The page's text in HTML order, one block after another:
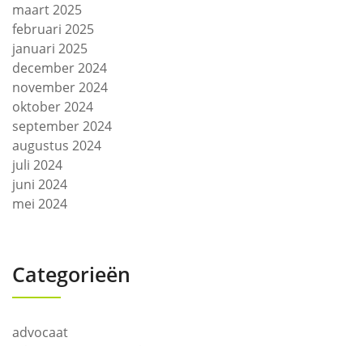
maart 2025
februari 2025
januari 2025
december 2024
november 2024
oktober 2024
september 2024
augustus 2024
juli 2024
juni 2024
mei 2024
Categorieën
advocaat